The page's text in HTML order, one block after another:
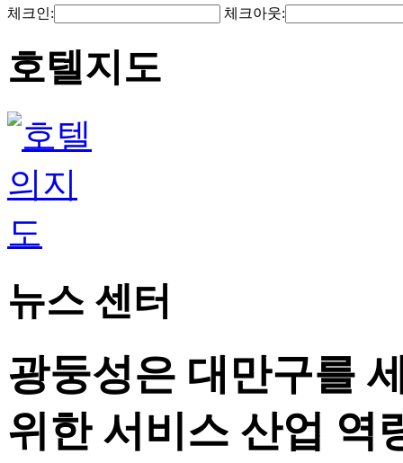
체크인: 체크아웃:
호텔지도
뉴스 센터
광둥성은 대만구를
위한 서비스 산업 역